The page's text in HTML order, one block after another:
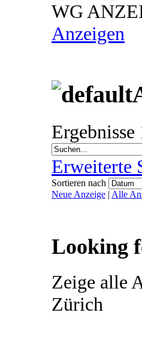
WG
Anzeigen
Ergebnisse
Erweiterte
Sortieren nach
Neue Anzeige | Alle
Looking
Zeige alle
Zürich